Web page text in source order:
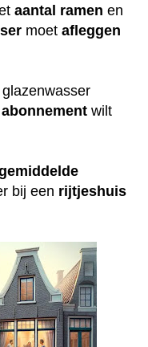
aantal ramen en
moet afleggen
abonnement wilt
bij een rijtjeshuis